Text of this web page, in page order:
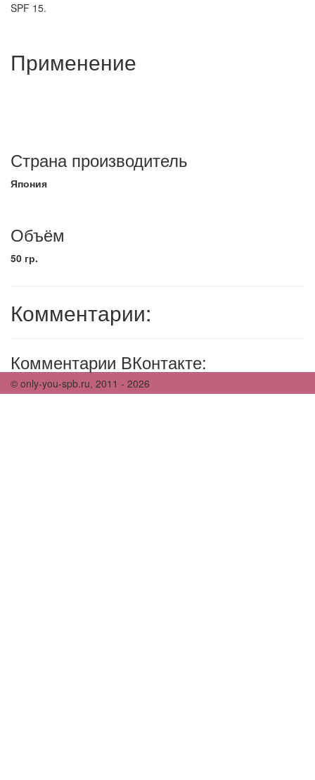
SPF 15.
Применение
Страна производитель
Япония
Объём
50 гр.
Комментарии:
Комментарии ВКонтакте:
© only-you-spb.ru, 2011 - 2026